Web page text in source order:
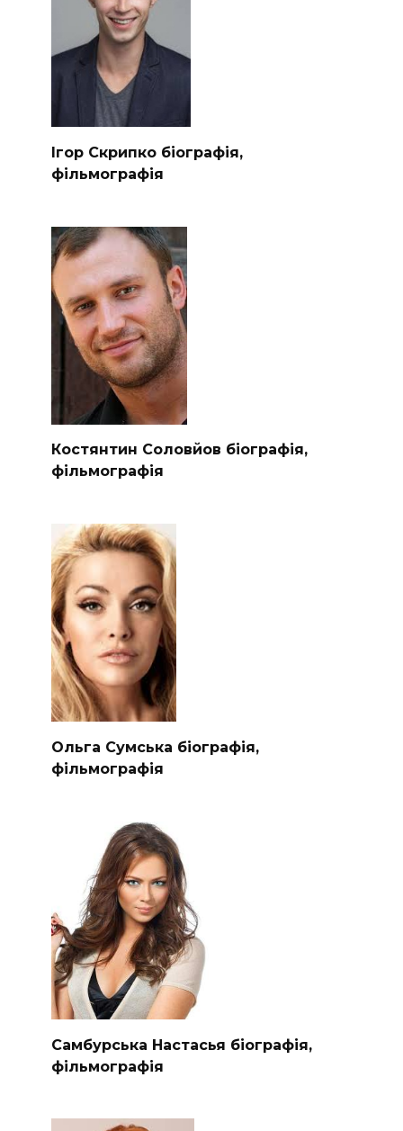
Ігор Скрипко біографія,
фільмографія
Костянтин Соловйов біографія,
фільмографія
Ольга Сумська біографія,
фільмографія
Самбурська Настасья біографія,
фільмографія